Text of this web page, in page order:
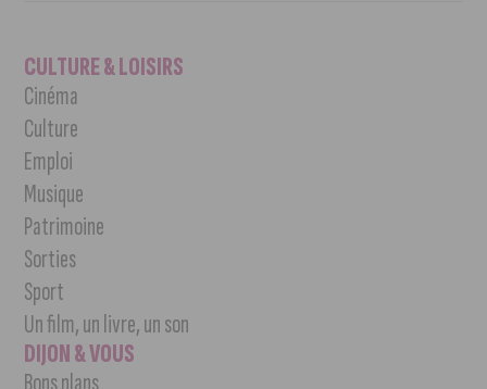
CULTURE & LOISIRS
Cinéma
Culture
Emploi
Musique
Patrimoine
Sorties
Sport
Un film, un livre, un son
DIJON & VOUS